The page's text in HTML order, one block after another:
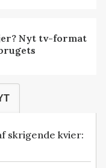
Nyt tv-format
skrigende kvier: